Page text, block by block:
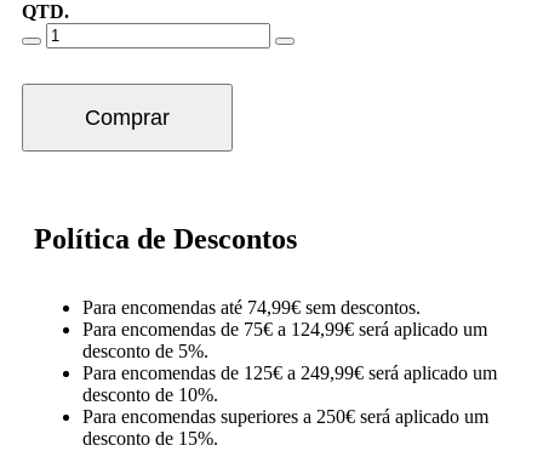
QTD.
Comprar
Política de Descontos
Para encomendas até 74,99€ sem descontos.
Para encomendas de 75€ a 124,99€ será aplicado um
desconto de 5%.
Para encomendas de 125€ a 249,99€ será aplicado um
desconto de 10%.
Para encomendas superiores a 250€ será aplicado um
desconto de 15%.